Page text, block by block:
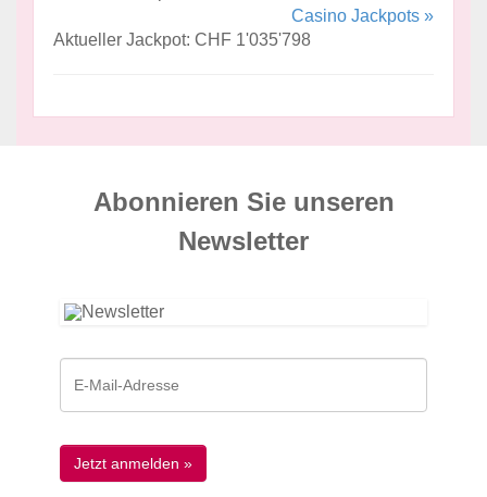
Casino Jackpots »
Aktueller Jackpot: CHF 1'035'798
Abonnieren Sie unseren
News­letter